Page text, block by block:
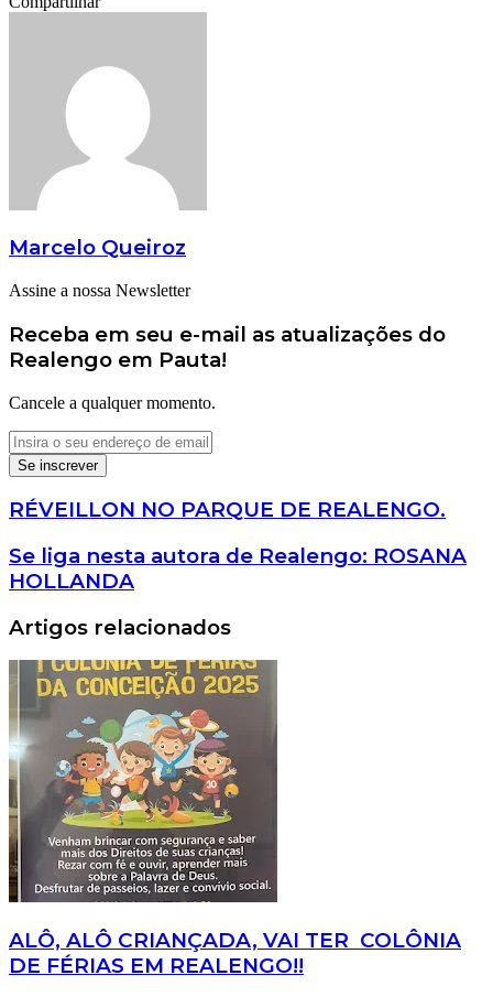
Marcelo Queiroz
Assine a nossa Newsletter
Receba em seu e-mail as atualizações do
Realengo em Pauta!
Cancele a qualquer momento.
Insira
o
seu
endereço
de
RÉVEILLON
NO
PARQUE
DE
REALENGO.
RÉVEILLON NO PARQUE DE REALENGO.
Se
liga
nesta
de
ROSANA
HOLLANDA
Se liga nesta autora de Realengo: ROSANA
HOLLANDA
Artigos relacionados
ALÔ, ALÔ CRIANÇADA, VAI TER COLÔNIA
DE FÉRIAS EM REALENGO!!